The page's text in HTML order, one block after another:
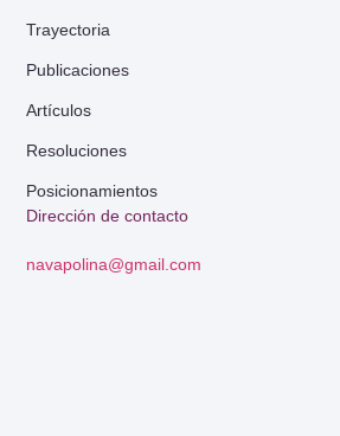
Dirección de contacto
navapolina@gmail.com
Trayectoria
Publicaciones
Artículos
Resoluciones
Posicionamientos